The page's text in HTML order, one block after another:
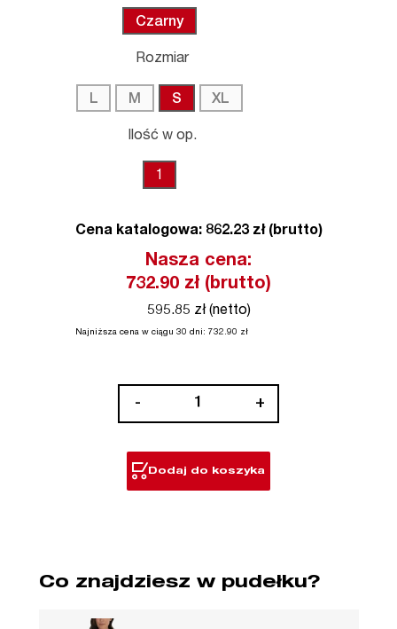
Czarny
Rozmiar
L M S XL
Ilość w op.
1
Cena katalogowa: 862.23 zł (brutto)
Nasza cena:
732.90 zł (brutto)
595.85 zł (netto)
Najniższa cena w ciągu 30 dni: 732.90 zł
-
podgrzewana
bluza
+
Dodaj do koszyka
Co znajdziesz w pudełku?